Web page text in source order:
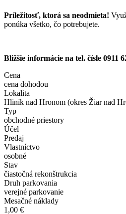
Príležitosť, ktorá sa neodmieta!
ponúka všetko, čo potrebujete.
Bližšie informácie na tel. čísle 0911
Cena
cena dohodou
Lokalita
Hliník nad Hronom (okres Žiar nad
Typ
obchodné priestory
Účel
Predaj
Vlastníctvo
osobné
Stav
čiastočná rekonštrukcia
Druh parkovania
verejné parkovanie
Mesačné náklady
1,00 €